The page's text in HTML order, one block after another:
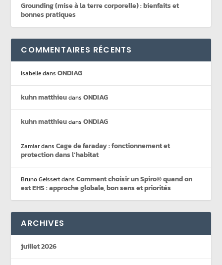
Grounding (mise à la terre corporelle) : bienfaits et
bonnes pratiques
COMMENTAIRES RÉCENTS
IsabelledansONDIAG
kuhn matthieudansONDIAG
kuhn matthieudansONDIAG
ZamiardansCage de faraday : fonctionnement et
protection dans l’habitat
Bruno GeissertdansComment choisir un Spiro® quand on
est EHS : approche globale, bon sens et priorités
ARCHIVES
juillet 2026